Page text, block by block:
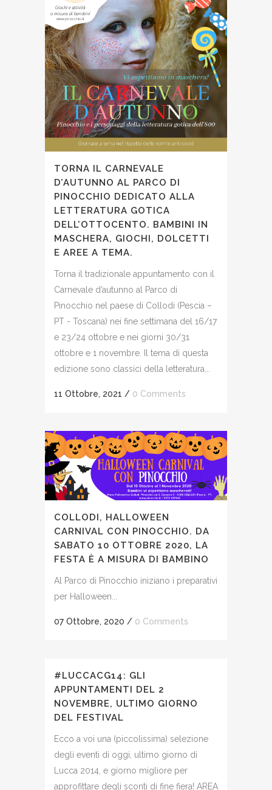
TORNA IL CARNEVALE
D’AUTUNNO AL PARCO DI
PINOCCHIO DEDICATO ALLA
LETTERATURA GOTICA
DELL’OTTOCENTO. BAMBINI IN
MASCHERA, GIOCHI, DOLCETTI
E AREE A TEMA.
Torna il tradizionale appuntamento con il
Carnevale d’autunno al Parco di
Pinocchio nel paese di Collodi (Pescia –
PT - Toscana) nei fine settimana del 16/17
e 23/24 ottobre e nei giorni 30/31
ottobre e 1 novembre. Il tema di questa
edizione sono classici della letteratura...
11 Ottobre, 2021 / 0 Comments
COLLODI, HALLOWEEN
CARNIVAL CON PINOCCHIO. DA
SABATO 10 OTTOBRE 2020, LA
FESTA È A MISURA DI BAMBINO
Al Parco di Pinocchio iniziano i preparativi
per Halloween...
07 Ottobre, 2020 / 0 Comments
#LUCCACG14: GLI
APPUNTAMENTI DEL 2
NOVEMBRE, ULTIMO GIORNO
DEL FESTIVAL
Ecco a voi una (piccolissima) selezione
degli eventi di oggi, ultimo giorno di
Lucca 2014, e giorno migliore per
approfittare degli sconti di fine fiera! AREA